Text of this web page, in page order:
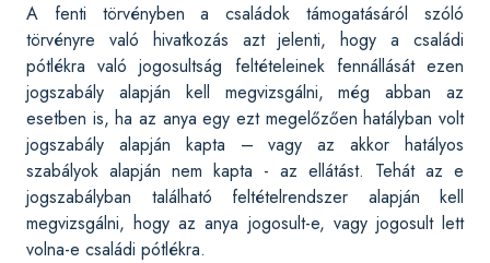
A fenti törvényben a családok támogatásáról szóló
törvényre való hivatkozás azt jelenti, hogy a családi
pótlékra való jogosultság feltételeinek fennállását ezen
jogszabály alapján kell megvizsgálni, még abban az
esetben is, ha az anya egy ezt megelőzően hatályban volt
jogszabály alapján kapta – vagy az akkor hatályos
szabályok alapján nem kapta - az ellátást. Tehát az e
jogszabályban található feltételrendszer alapján kell
megvizsgálni, hogy az anya jogosult-e, vagy jogosult lett
volna-e családi pótlékra.